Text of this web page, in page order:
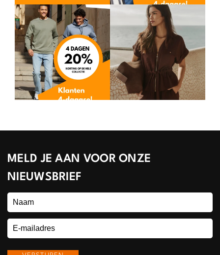
MELD JE AAN VOOR ONZE
NIEUWSBRIEF